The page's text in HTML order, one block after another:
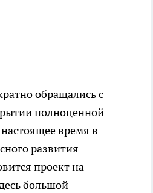
обращались с
полноценной
время в
развития
проект на
большой